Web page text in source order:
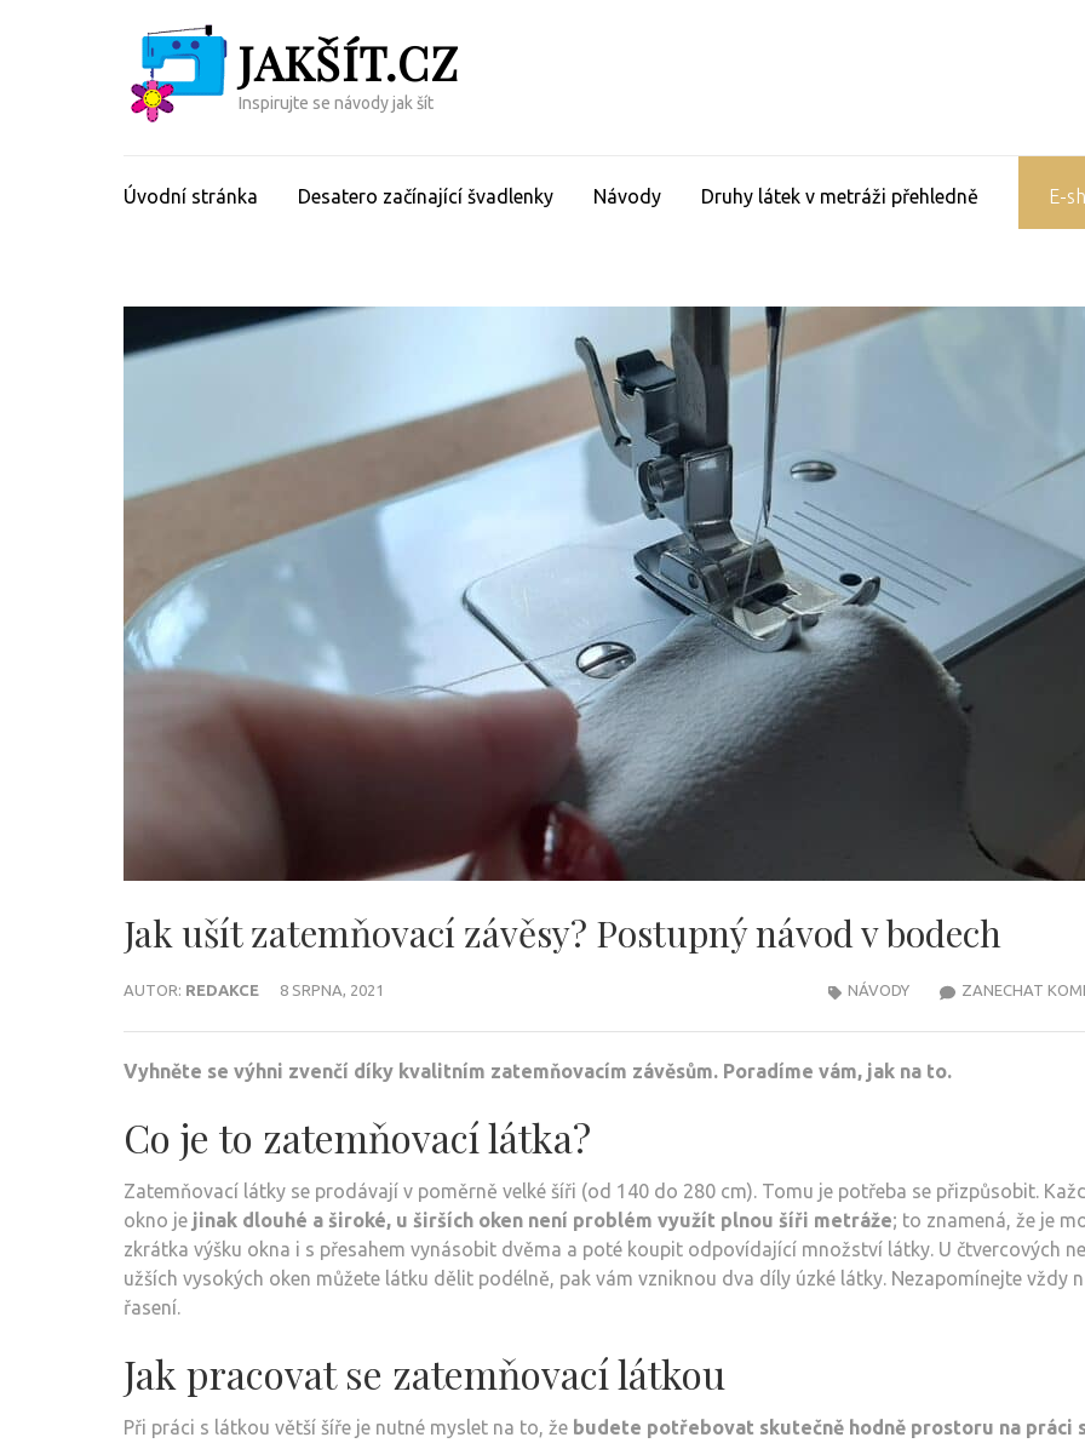
JAKŠÍT.CZ
Inspirujte se návody jak šít
Úvodní stránka Desatero začínající švadlenky Návody Druhy látek v metráži přehledně E-
Jak ušít zatemňovací závěsy? Postupný návod v bodech
AUTOR: REDAKCE 8 SRPNA, 2021 ZANECHAT
NÁVODY
Vyhněte se výhni zvenčí díky kvalitním zatemňovacím závěsům. Poradíme vám, jak na to.
Co je to zatemňovací látka?
Zatemňovací látky se prodávají v poměrně velké šíři (od 140 do 280 cm). Tomu je potřeba se přizpůsobit.
okno je jinak dlouhé a široké, u širších oken není problém využít plnou šíři metráže; to znamená, že je
zkrátka výšku okna i s přesahem vynásobit dvěma a poté koupit odpovídající množství látky. U čtvercových
užších vysokých oken můžete látku dělit podélně, pak vám vzniknou dva díly úzké látky. Nezapomínejte vždy
řasení.
Jak pracovat se zatemňovací látkou
Při práci s látkou větší šíře je nutné myslet na to, že budete potřebovat skutečně hodně prostoru na práci